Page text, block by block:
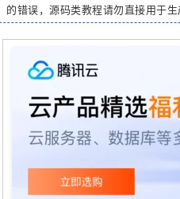
的错误，源码类教程请勿直接用于生